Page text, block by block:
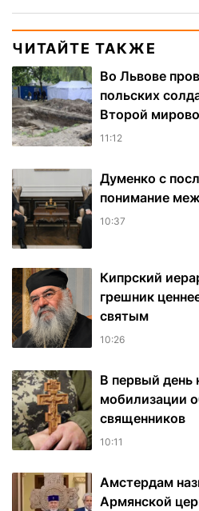
ЧИТАЙТЕ ТАКЖЕ
Во Львове
польских
Второй
11:12
Думенко с
понимание
10:37
Кипрский
грешник
святым
10:26
В первый день
мобилизации
священников
10:11
Амстердам
Армянской